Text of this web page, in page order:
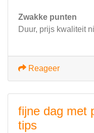
Zwakke punten
Duur, prijs kwaliteit
Reageer
fijne dag met
tips